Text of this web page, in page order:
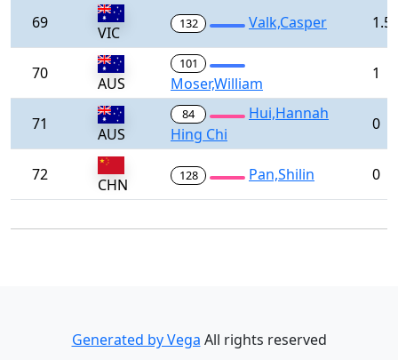
69
VIC 132 Valk,Casper 1.5
70
AUS
101
Moser,William
1
71
AUS
84
Hui,Hannah
Hing Chi
0
72
CHN 128 Pan,Shilin 0
Generated by Vega All rights reserved